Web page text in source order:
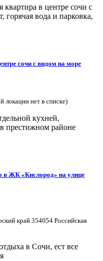
квартира в центре сочи с
горячая вода и парковка,
сочи с видом на море
локации нет в списке)
кухней,
престижном районе
в ЖК «Кислород» на улице
край 354054 Российская
в Сочи, ест все